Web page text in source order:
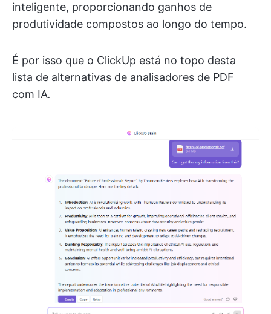
inteligente, proporcionando ganhos de
produtividade compostos ao longo do tempo.
É por isso que o ClickUp está no topo desta
lista de alternativas de analisadores de PDF
com IA.